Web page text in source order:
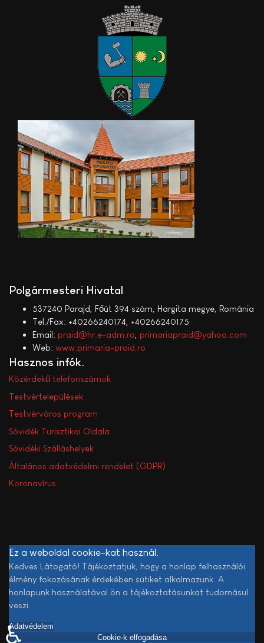
Polgármesteri Hivatal
537240 Parajd, Főút 394 szám, Hargita megye, Románia
Tel./Fax: +40266240174, +40266240175
Email: praid@hr.e-adm.ro primariapraid@yahoo.com
Web: www.primaria-praid.ro
Hasznos infók
Közérdekű telefonszámok
Testvértelepülések
Testvérváros program
Sóvidék Turisztikai Oldala
Sóvidéki Szálláshelyek
Általános adatvédelmi rendelet (GDPR)
Koronavírus
Ez a weboldal cookie-kat használ.
Kedves Látogató! Tájékoztatjuk, hogy a honlap felhasználói
élmény fokozásának érdekében sütiket alkalmazunk. A
honlapunk használatával ön a tájékoztatásunkat tudomásul
veszi.
Adatvédelem
Cookie-k elfogadása